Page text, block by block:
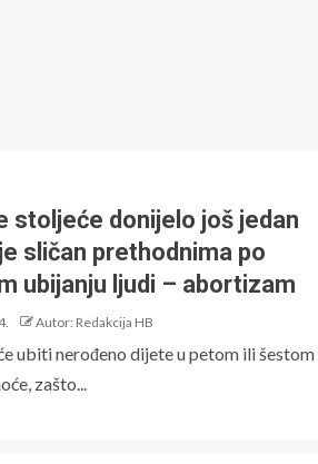
stoljeće donijelo još jedan
sličan prethodnima po
ubijanju ljudi – abortizam
Autor: Redakcija HB
ubiti nerođeno dijete u petom ili šestom
zašto...